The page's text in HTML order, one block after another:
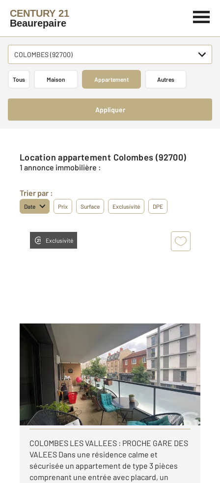
CENTURY 21
Beaurepaire
COLOMBES (92700)
Tous Maison Appartement Autres
Appliquer
Location appartement Colombes (92700)
1 annonce immobilière :
Trier par :
Date Prix Surface Exclusivité DPE
Exclusivité
COLOMBES 92
61,28 m 2
Ref : 31058
Appartement F3 à louer
1 750 €
par mois charges comprises
Visiter le site dédié
COLOMBES LES VALLEES : PROCHE GARE DES
VALEES Dans une résidence calme et
sécurisée un appartement de type 3 pièces
comprenant une entrée avec placard, un